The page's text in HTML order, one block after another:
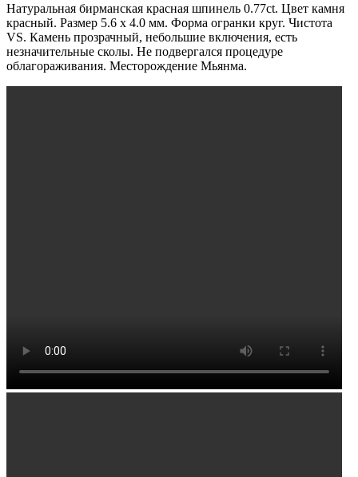
Натуральная бирманская красная шпинель 0.77ct. Цвет камня
красный. Размер 5.6 x 4.0 мм. Форма огранки круг. Чистота
VS. Камень прозрачный, небольшие включения, есть
незначительные сколы. Не подвергался процедуре
облагораживания. Месторождение Мьянма.